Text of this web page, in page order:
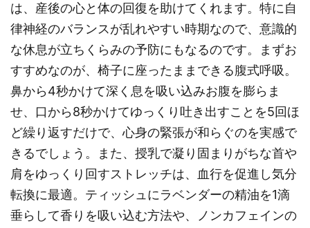
は、産後の心と体の回復を助けてくれます。特に自
律神経のバランスが乱れやすい時期なので、意識的
な休息が立ちくらみの予防にもなるのです。まずお
すすめなのが、椅子に座ったままできる腹式呼吸。
鼻から4秒かけて深く息を吸い込みお腹を膨らま
せ、口から8秒かけてゆっくり吐き出すことを5回ほ
ど繰り返すだけで、心身の緊張が和らぐのを実感で
きるでしょう。また、授乳で凝り固まりがちな首や
肩をゆっくり回すストレッチは、血行を促進し気分
転換に最適。ティッシュにラベンダーの精油を1滴
垂らして香りを吸い込む方法や、ノンカフェインの